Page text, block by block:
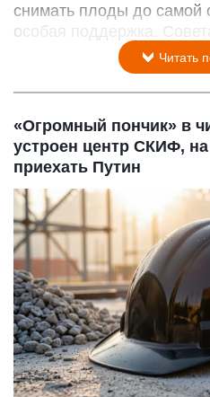
снимать плоды до самой
особая поддержка.
Читать
«Огромный пончик» в
устроен центр СКИФ,
приехать Путин